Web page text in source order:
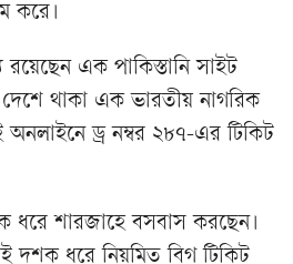
করে।
এক পাকিস্তানি সাইট
দেশে থাকা এক ভারতীয় নাগরিক
ড্র নম্বর ২৮৭-এর টিকিট
ধরে শারজাহে বসবাস করছেন।
দশক ধরে নিয়মিত বিগ টিকিট